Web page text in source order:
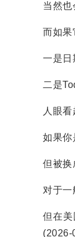
当然也
而如果
一是日
二是
人眼看
如果你
但被换
对于一
但在
(2026-